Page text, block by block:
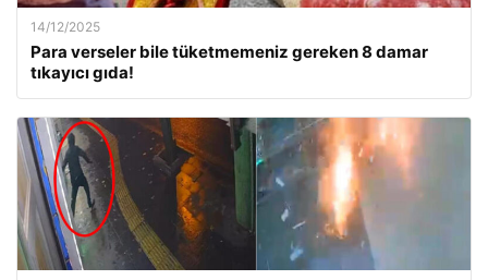
14/12/2025
Para verseler bile tüketmemeniz gereken 8 damar
tıkayıcı gıda!